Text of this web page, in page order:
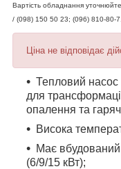
Вартість обладнання
/ (098) 150 50 23; (096) 810-80-
Ціна не відповідає
Тепловий насос
для
опалення та
Висока
Має вбудований
(6/9/15 кВт);